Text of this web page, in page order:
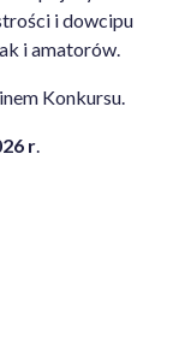
i dowcipu
i amatorów.
Konkursu.
r.